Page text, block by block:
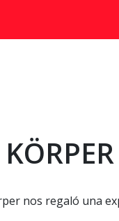
nos regaló una